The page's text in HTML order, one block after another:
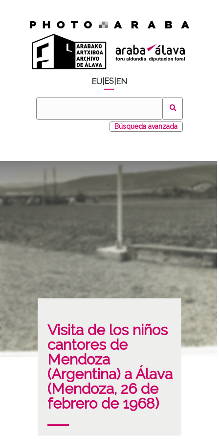
EU ES EN
Búsqueda avanzada
Visita de los niños
cantores de
Mendoza
(Argentina) a Álava
(Mendoza, 26 de
febrero de 1968)